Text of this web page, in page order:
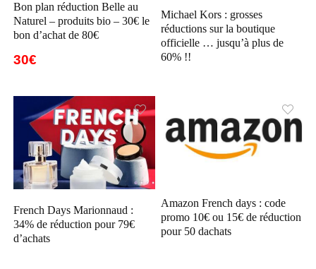
Bon plan réduction Belle au
Naturel – produits bio – 30€ le
bon d’achat de 80€
30€
Michael Kors : grosses
réductions sur la boutique
officielle … jusqu’à plus de
60% !!
French Days Marionnaud :
34% de réduction pour 79€
d’achats
Amazon French days : code
promo 10€ ou 15€ de réduction
pour 50 dachats